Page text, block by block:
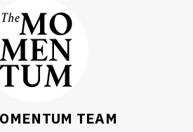
TEAM